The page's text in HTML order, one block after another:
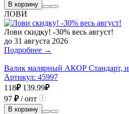
В корзину
ЛОВИ
Лови скидку! -30% весь август!
до 31 августа 2026
Подробнее →
Валик малярный АКОР Стандарт,
Артикул: 45997
118₽ 139.99₽
97 ₽/ опт
В корзину